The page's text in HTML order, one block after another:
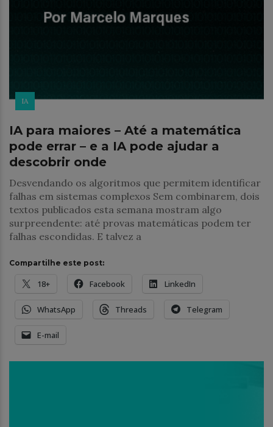
IA
IA para maiores – Até a matemática
pode errar – e a IA pode ajudar a
descobrir onde
Desvendando os algoritmos que permitem identificar
falhas em sistemas complexos Sem combinarem, dois
textos publicados esta semana mostram algo
surpreendente: até provas matemáticas podem ter
falhas escondidas. E talvez a
Compartilhe este post:
18+ Facebook LinkedIn
WhatsApp Threads Telegram
E-mail